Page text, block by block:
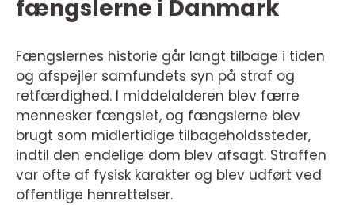
fængslerne i Danmark
Fængslernes historie går langt tilbage i tiden
og afspejler samfundets syn på straf og
retfærdighed. I middelalderen blev færre
mennesker fængslet, og fængslerne blev
brugt som midlertidige tilbageholdssteder,
indtil den endelige dom blev afsagt. Straffen
var ofte af fysisk karakter og blev udført ved
offentlige henrettelser.